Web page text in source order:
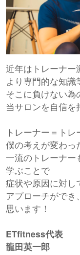
近年はトレーナー
より専門的な知
そこに負けない為
当サロンを自信を
トレーナー＝ト
僕の考えが変わっ
一流のトレーナ
学ぶことで
症状や原因に対し
アプローチができ
思います！
ETfitness代表
龍田英一郎